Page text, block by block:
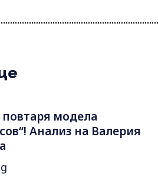
повтаря модела
Анализ на Валерия